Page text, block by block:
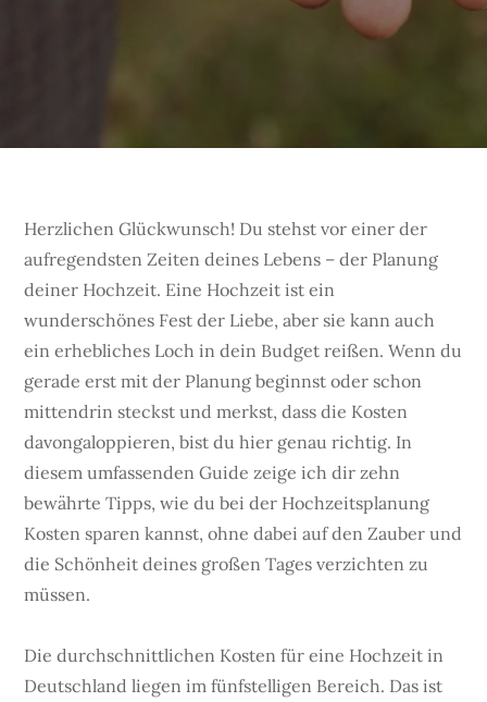
Herzlichen Glückwunsch! Du stehst vor einer der
aufregendsten Zeiten deines Lebens – der Planung
deiner Hochzeit. Eine Hochzeit ist ein
wunderschönes Fest der Liebe, aber sie kann auch
ein erhebliches Loch in dein Budget reißen. Wenn du
gerade erst mit der Planung beginnst oder schon
mittendrin steckst und merkst, dass die Kosten
davongaloppieren, bist du hier genau richtig. In
diesem umfassenden Guide zeige ich dir zehn
bewährte Tipps, wie du bei der Hochzeitsplanung
Kosten sparen kannst, ohne dabei auf den Zauber und
die Schönheit deines großen Tages verzichten zu
müssen.
Die durchschnittlichen Kosten für eine Hochzeit in
Deutschland liegen im fünfstelligen Bereich. Das ist